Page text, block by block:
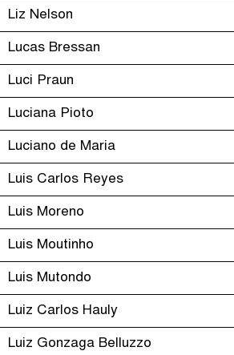
Liz Nelson
Lucas Bressan
Luci Praun
Luciana Pioto
Luciano de Maria
Luis Carlos Reyes
Luis Moreno
Luis Moutinho
Luis Mutondo
Luiz Carlos Hauly
Luiz Gonzaga Belluzzo